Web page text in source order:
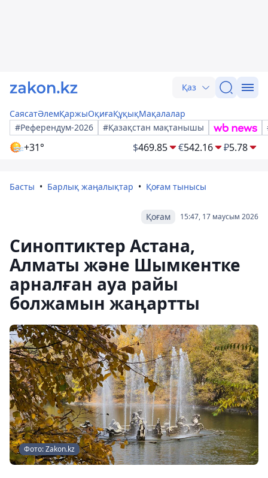
Қаз
СаясатӘлемҚаржыОқиғаҚұқықМақалалар
#Референдум-2026
#Қазақстан мақтанышы
+31° $469.85 €542.16 ₽5.78
Басты Барлық жаңалықтар Қоғам тынысы
15:47, 17 маусым 2026
Қоғам
Синоптиктер Астана,
Алматы және Шымкентке
арналған ауа райы
болжамын жаңартты
Фото: Zakon.kz